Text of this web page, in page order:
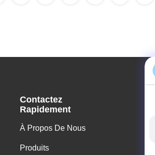
Contactez
Rapidement
À Propos De Nous
Produits